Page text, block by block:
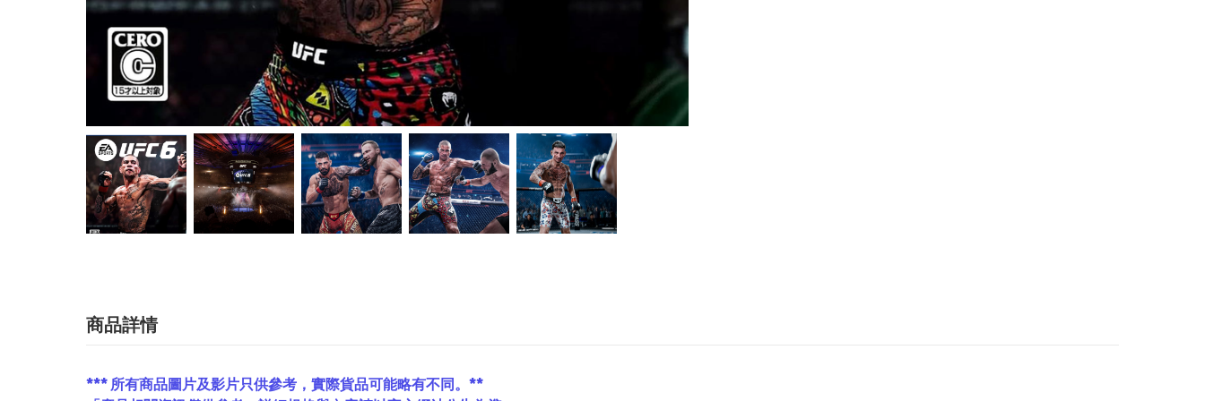
商品詳情
*** 所有商品圖片及影片只供參考，實際貨品可能略有不同。**